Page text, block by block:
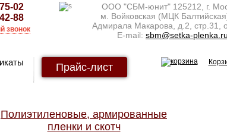
02
88
звонок
ООО "СБМ-юнит" 125212 г.
м. Войковская (МЦК
Адмирала Макарова, д.2, стр.31,
E-mail: sbm@setka-plenka.ru
Прайс-лист
Полиэтиленовые, армированные
пленки и скотч